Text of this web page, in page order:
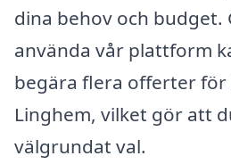
dina behov och budget.
använda vår plattform
begära flera offerter
Linghem, vilket gör att
välgrundat val.